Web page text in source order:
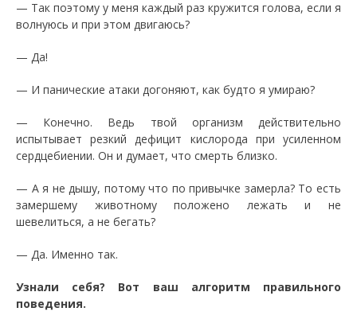
— Так поэтому у меня каждый раз кружится голова, если я
волнуюсь и при этом двигаюсь?
— Да!
— И панические атаки догоняют, как будто я умираю?
— Конечно. Ведь твой организм действительно
испытывает резкий дефицит кислорода при усиленном
сердцебиении. Он и думает, что смерть близко.
— А я не дышу, потому что по привычке замерла? То есть
замершему животному положено лежать и не
шевелиться, а не бегать?
— Да. Именно так.
Узнали себя? Вот ваш алгоритм правильного
поведения.